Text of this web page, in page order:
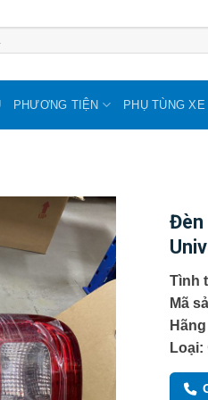
PHƯƠNG TIỆN PHỤ TÙNG
Đèn
Tình
Mã
Loại: